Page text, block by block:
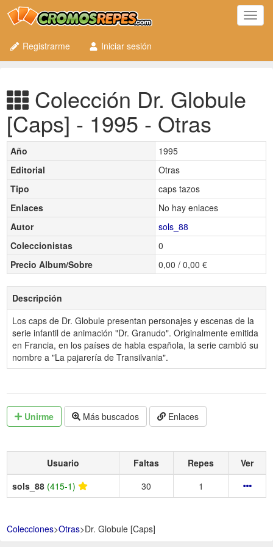
Registrarme
Iniciar sesión
Colección Dr. Globule
[Caps] - 1995 - Otras
Año
1995
Editorial
Otras
Tipo
caps tazos
Enlaces
No hay enlaces
Autor
sols_88
Coleccionistas
0
Precio Album/Sobre
0,00 / 0,00 €
Descripción
Los caps de Dr. Globule presentan personajes y escenas de la
serie infantil de animación "Dr. Granudo". Originalmente emitida
en Francia, en los países de habla española, la serie cambió su
nombre a "La pajarería de Transilvania".
Unirme Más buscados Enlaces
Usuario Faltas Repes
Ver
sols_88 (415-1) 30 1
Colecciones>Otras>Dr. Globule [Caps]